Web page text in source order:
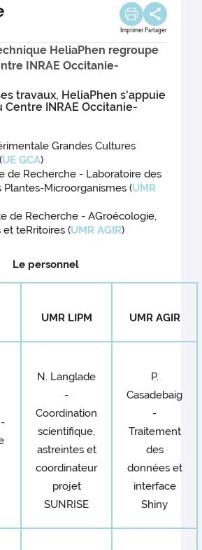
Imprimer Partager
HeliaPhen regroupe
INRAE Occitanie-
travaux, HeliaPhen s'appuie
Centre INRAE Occitanie-
Grandes Cultures
UE GCA)
de Recherche - Laboratoire des
Plantes-Microorganismes (UMR
de Recherche - AGroécologie,
et teRritoires (UMR AGIR)
Le personnel
UMR LIPM UMR AGIR
N. Langlade
-
Coordination
scientifique,
astreintes et
coordinateur
projet
SUNRISE
P.
Casadebaig
-
Traitement
des
données et
interface
Shiny